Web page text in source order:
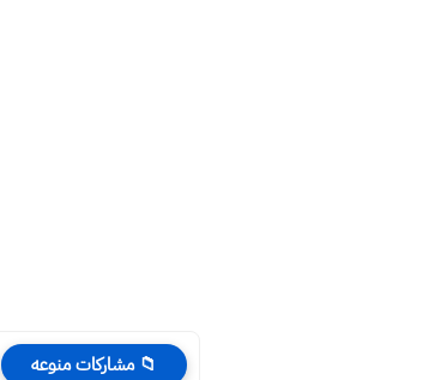
📁 مشاركات منوعه